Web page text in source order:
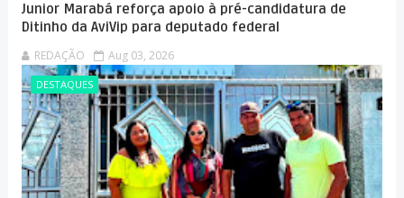
Junior Marabá reforça apoio à pré-candidatura de
Ditinho da AviVip para deputado federal
REDAÇÃO Aug 03, 2026
DESTAQUES